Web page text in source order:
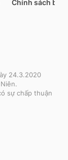
Chính sách bảo
24.3.2020
sự chấp thuận